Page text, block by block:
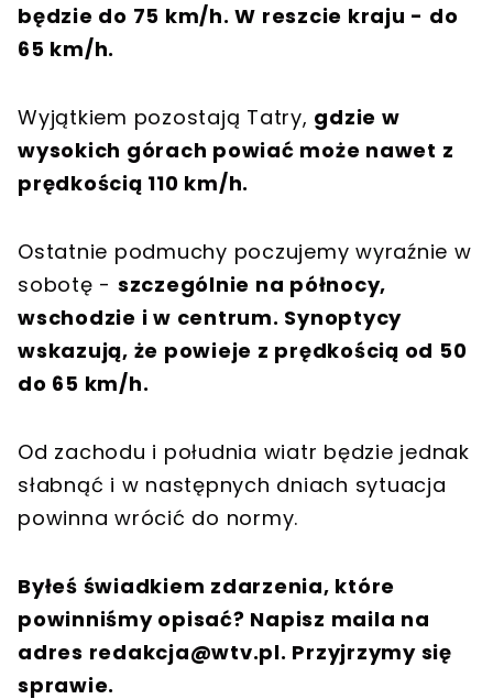
będzie do 75 km/h. W reszcie kraju - do
65 km/h.
Wyjątkiem pozostają Tatry, gdzie w
wysokich górach powiać może nawet z
prędkością 110 km/h.
Ostatnie podmuchy poczujemy wyraźnie w
sobotę - szczególnie na północy,
wschodzie i w centrum. Synoptycy
wskazują, że powieje z prędkością od 50
do 65 km/h.
Od zachodu i południa wiatr będzie jednak
słabnąć i w następnych dniach sytuacja
powinna wrócić do normy.
Byłeś świadkiem zdarzenia, które
powinniśmy opisać? Napisz maila na
adres redakcja@wtv.pl. Przyjrzymy się
sprawie.